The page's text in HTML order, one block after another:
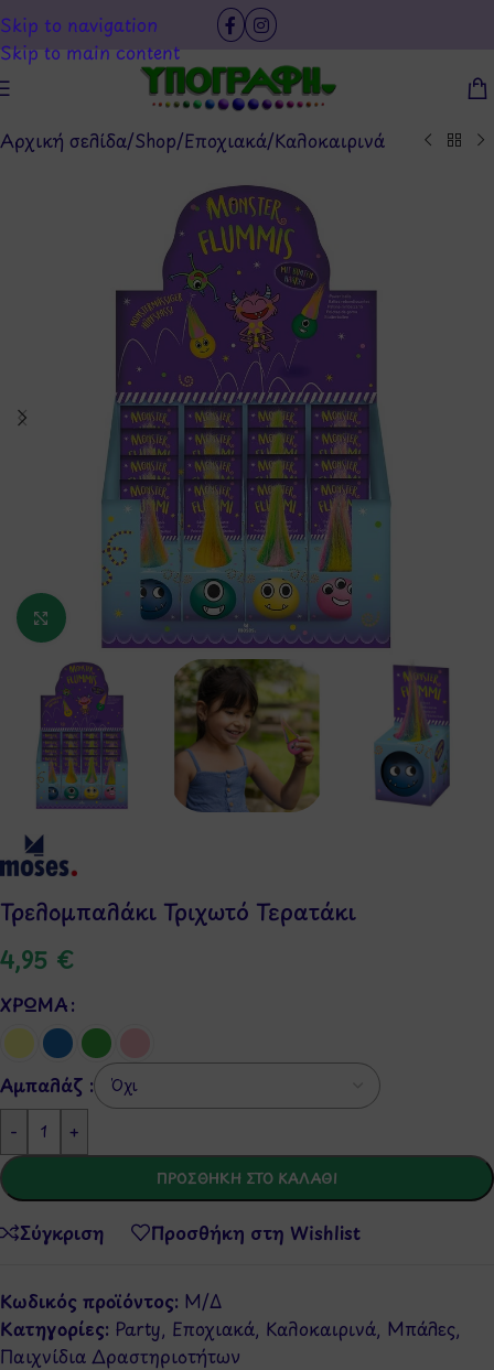
Skip to navigation
Skip to main content
Αρχική σελίδα/Shop/Εποχιακά/Καλοκαιρινά
Κάντε κλικ για μεγέθυνση
Τρελομπαλάκι Τριχωτό Τερατάκι
4,95 €
ΧΡΏΜΑ
Αμπαλάζ :
-
+
ΠΡΟΣΘΉΚΗ ΣΤΟ ΚΑΛΆΘΙ
Σύγκριση Προσθήκη στη Wishlist
Κωδικός προϊόντος: Μ/Δ
Κατηγορίες: Party, Εποχιακά, Καλοκαιρινά, Μπάλες,
Παιχνίδια Δραστηριοτήτων